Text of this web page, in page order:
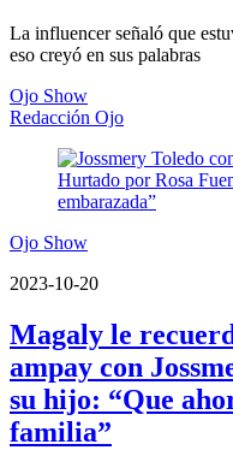
La influencer señaló que
eso creyó en sus palabras
Ojo Show
Redacción Ojo
Ojo Show
2023-10-20
Magaly le
ampay con
su hijo: “Que
familia”